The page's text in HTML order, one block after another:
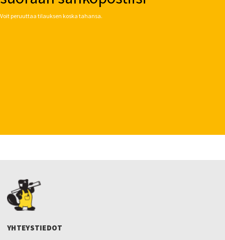
Voit peruuttaa tilauksen koska tahansa.
YHTEYSTIEDOT